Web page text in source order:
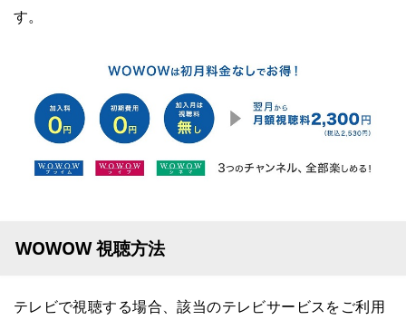
す。
WOWOW 視聴方法
テレビで視聴する場合、該当のテレビサービスをご利用